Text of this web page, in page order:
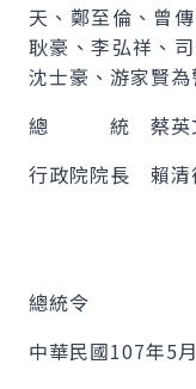
天、鄭至倫、曾
耿豪、李弘祥、
沈士豪、游家賢為
總 統 蔡英
行政院院長 賴清
總統令
中華民國107年5